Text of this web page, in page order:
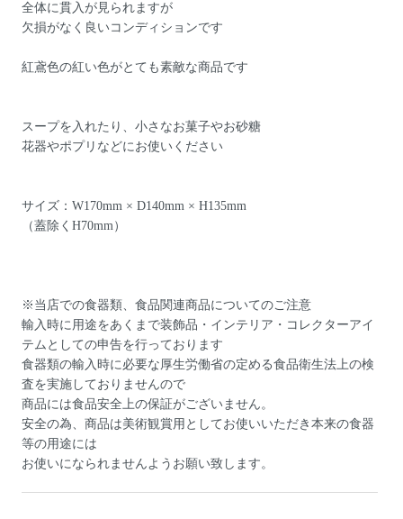
全体に貫入が見られますが
欠損がなく良いコンディションです
紅鳶色の紅い色がとても素敵な商品です
スープを入れたり、小さなお菓子やお砂糖
花器やポプリなどにお使いください
サイズ：W170mm × D140mm × H135mm
（蓋除くH70mm）
※当店での食器類、食品関連商品についてのご注意
輸入時に用途をあくまで装飾品・インテリア・コレクターアイ
テムとしての申告を行っております
食器類の輸入時に必要な厚生労働省の定める食品衛生法上の検
査を実施しておりませんので
商品には食品安全上の保証がございません。
安全の為、商品は美術観賞用としてお使いいただき本来の食器
等の用途には
お使いになられませんようお願い致します。